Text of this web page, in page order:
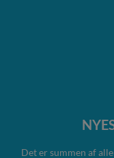
Det er summen af